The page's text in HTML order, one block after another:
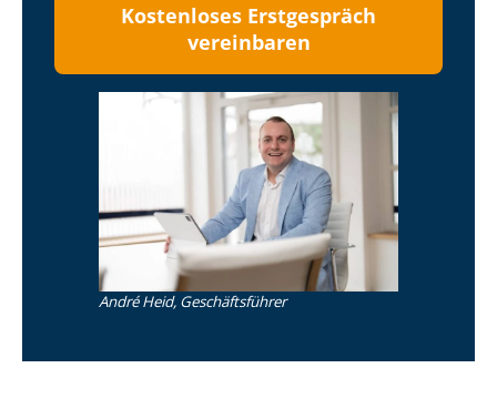
Kostenloses Erstgespräch
vereinbaren
André Heid, Geschäftsführer